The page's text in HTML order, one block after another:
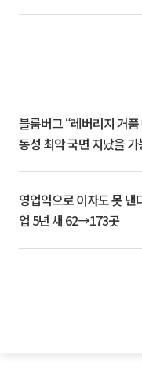
블룸버그 “레버리지 거
동성 최악 국면 지났을 가
영업익으로 이자도 못
업 5년 새 62→173곳